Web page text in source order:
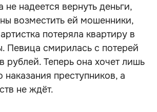
надеется вернуть деньги,
возместить ей мошенники,
потеряла квартиру в
Певица смирилась с потерей
рублей. Теперь она хочет лишь
наказания преступников, а
не ждёт.